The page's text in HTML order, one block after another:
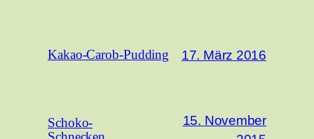
Kakao-Carob-Pudding 17. März 2016
Schoko-
15. November